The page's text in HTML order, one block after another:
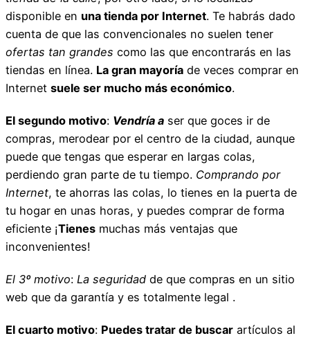
disponible en una tienda por Internet. Te habrás dado
cuenta de que las convencionales no suelen tener
ofertas tan grandes como las que encontrarás en las
tiendas en línea. La gran mayoría de veces comprar en
Internet suele ser mucho más económico.
El segundo motivo: Vendría a ser que goces ir de
compras, merodear por el centro de la ciudad, aunque
puede que tengas que esperar en largas colas,
perdiendo gran parte de tu tiempo. Comprando por
Internet, te ahorras las colas, lo tienes en la puerta de
tu hogar en unas horas, y puedes comprar de forma
eficiente ¡Tienes muchas más ventajas que
inconvenientes!
El 3º motivo: La seguridad de que compras en un sitio
web que da garantía y es totalmente legal .
El cuarto motivo: Puedes tratar de buscar artículos al